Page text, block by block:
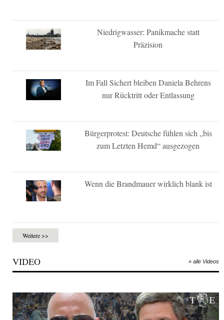
Niedrigwasser: Panikmache statt
Präzision
Im Fall Sichert bleiben Daniela Behrens
nur Rücktritt oder Entlassung
Bürgerprotest: Deutsche fühlen sich „bis
zum Letzten Hemd“ ausgezogen
Wenn die Brandmauer wirklich blank ist
Weitere >>
VIDEO » alle Videos